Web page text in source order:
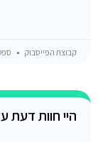
קבוצת הפייסבוק
היי חוות דעת